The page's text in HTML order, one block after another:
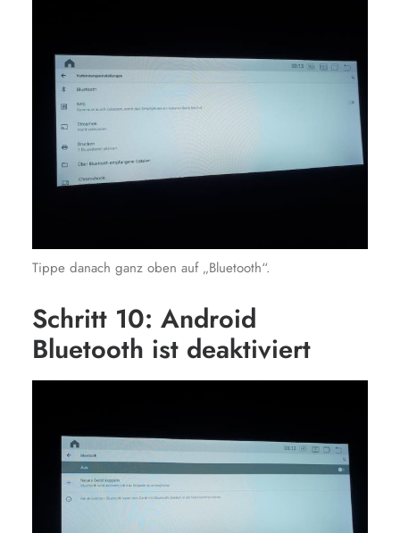
Tippe danach ganz oben auf „Bluetooth“.
Schritt 10: Android
Bluetooth ist deaktiviert